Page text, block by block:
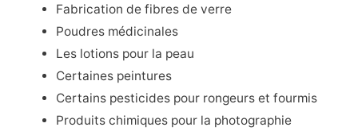
Fabrication de fibres de verre
Poudres médicinales
Les lotions pour la peau
Certaines peintures
Certains pesticides pour rongeurs et fourmis
Produits chimiques pour la photographie